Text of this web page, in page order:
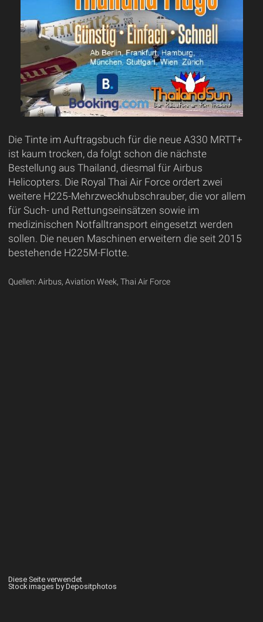
Die Tinte im Auftragsbuch für die neue A330 MRTT+
ist kaum trocken, da folgt schon die nächste
Bestellung aus Thailand, diesmal für Airbus
Helicopters. Die Royal Thai Air Force ordert zwei
weitere H225-Mehrzweckhubschrauber, die vor allem
für Such- und Rettungseinsätzen sowie im
medizinischen Notfalltransport eingesetzt werden
sollen. Die neuen Maschinen erweitern die seit 2015
bestehende H225M-Flotte.
Quellen: Airbus, Aviation Week, Thai Air Force
Diese Seite verwendet
Stock images by Depositphotos